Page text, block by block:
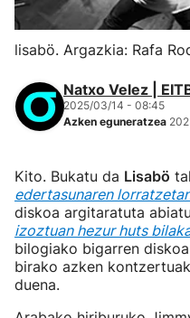
lisabö. Argazkia: Rafa
Natxo Velez |
2025/03/14 - 08:45
Azken eguneratzea
Kito. Bukatu da Lisabö
edertasunaren
diskoa argitaratuta
izoztuan hezur huts
bilogiako bigarren
birako azken
duena.